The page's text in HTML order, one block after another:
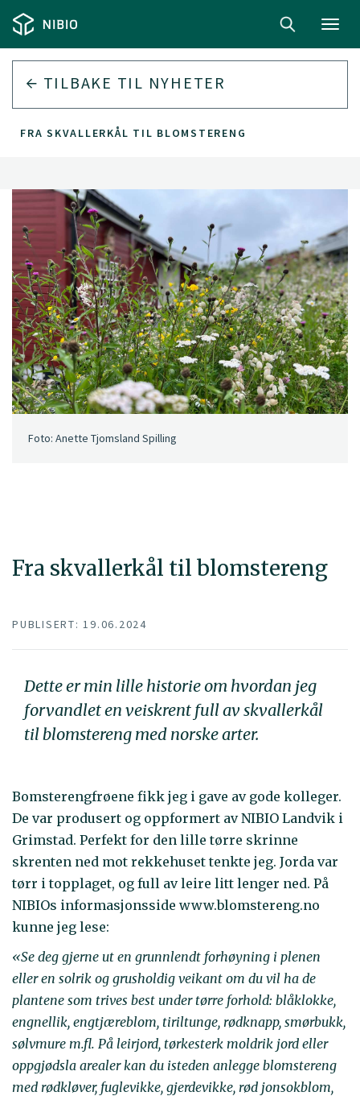
TILBAKE TIL NYHETER
FRA SKVALLERKÅL TIL BLOMSTERENG
Fra skvallerkål til blomstereng
Foto: Anette Tjomsland Spilling
PUBLISERT: 19.06.2024
Dette er min lille historie om hvordan jeg
forvandlet en veiskrent full av skvallerkål
til blomstereng med norske arter.
Bomsterengfrøene fikk jeg i gave av gode kolleger.
De var produsert og oppformert av NIBIO Landvik i
Grimstad. Perfekt for den lille tørre skrinne
skrenten ned mot rekkehuset tenkte jeg. Jorda var
tørr i topplaget, og full av leire litt lenger ned. På
NIBIOs informasjonsside www.blomstereng.no
kunne jeg lese:
«Se deg gjerne ut en grunnlendt forhøyning i plenen
eller en solrik og grusholdig veikant om du vil ha de
plantene som trives best under tørre forhold: blåklokke,
engnellik, engtjæreblom, tiriltunge, rødknapp, smørbukk,
sølvmure m.fl. På leirjord, tørkesterk moldrik jord eller
oppgjødsla arealer kan du isteden anlegge blomstereng
med rødkløver, fuglevikke, gjerdevikke, rød jonsokblom,